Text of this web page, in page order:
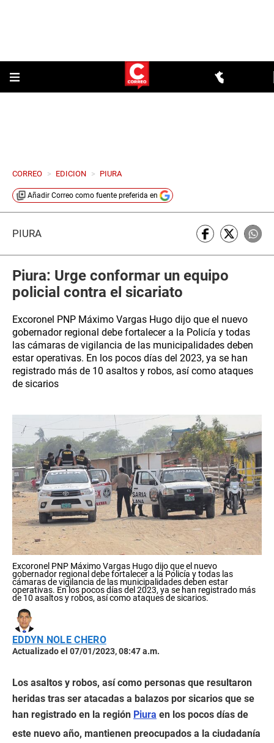
CORREO > EDICION > PIURA
Añadir Correo como fuente preferida en
PIURA
Piura: Urge conformar un equipo
policial contra el sicariato
Excoronel PNP Máximo Vargas Hugo dijo que el nuevo
gobernador regional debe fortalecer a la Policía y todas
las cámaras de vigilancia de las municipalidades deben
estar operativas. En los pocos días del 2023, ya se han
registrado más de 10 asaltos y robos, así como ataques
de sicarios
Excoronel PNP Máximo Vargas Hugo dijo que el nuevo
gobernador regional debe fortalecer a la Policía y todas las
cámaras de vigilancia de las municipalidades deben estar
operativas. En los pocos días del 2023, ya se han registrado más
de 10 asaltos y robos, así como ataques de sicarios.
EDDYN NOLE CHERO
Actualizado el 07/01/2023, 08:47 a.m.
Los asaltos y robos, así como personas que resultaron
heridas tras ser atacadas a balazos por sicarios que se
han registrado en la región Piura en los pocos días de
este nuevo año, mantienen preocupados a la ciudadanía